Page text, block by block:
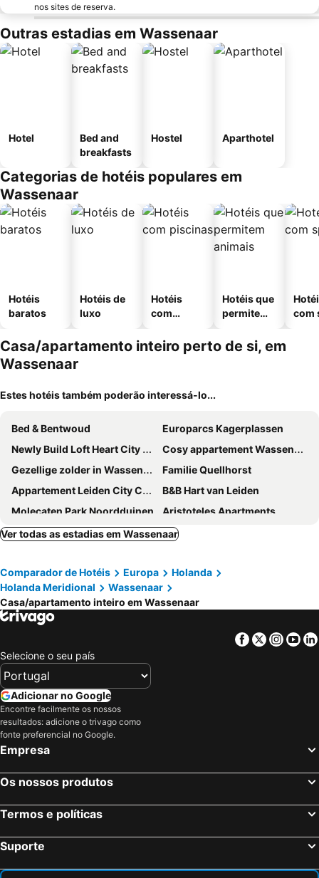
nos sites de reserva.
Outras estadias em Wassenaar
Hotel
Bed and
breakfasts
Hostel Aparthotel
Categorias de hotéis populares em
Wassenaar
Hotéis
baratos
Hotéis de
luxo
Hotéis
com
Hotéis que
permitem
com
Casa/apartamento inteiro perto de si, em
Wassenaar
Estes hotéis também poderão interessá-lo...
Bed & Bentwoud
Europarcs Kagerplassen
Newly Build Loft Heart City Center Delft 20b
Cosy appartement Wassenaar
Gezellige zolder in Wassenaar met dakterras
Familie Quellhorst
Appartement Leiden City Center
B&B Hart van Leiden
Molecaten Park Noordduinen
Aristoteles Apartments
Vakantiehuis T Klavertje
Nieuwendijk hoeve
Rijnzicht
Ver todas as estadias em Wassenaar
Comparador de Hotéis Europa
Holanda
Holanda Meridional
Wassenaar
Casa/apartamento inteiro em Wassenaar
Facebook
Twitter
Selecione o seu país
Adicionar no Google
Encontre facilmente os nossos
resultados: adicione o trivago como
fonte preferencial no Google.
Empresa
Os nossos produtos
Termos e políticas
Suporte